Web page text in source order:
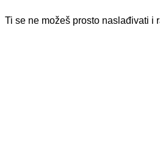
Ti se ne možeš prosto naslađivati i